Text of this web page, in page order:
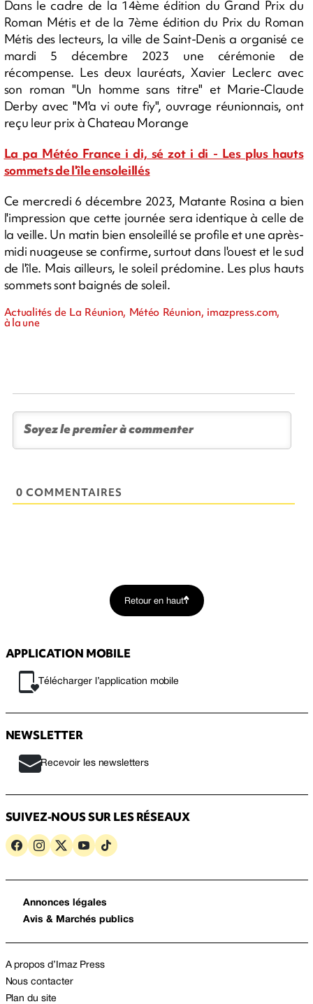
Dans le cadre de la 14ème édition du Grand Prix du
Roman Métis et de la 7ème édition du Prix du Roman
Métis des lecteurs, la ville de Saint-Denis a organisé ce
mardi 5 décembre 2023 une cérémonie de
récompense. Les deux lauréats, Xavier Leclerc avec
son roman "Un homme sans titre" et Marie-Claude
Derby avec "M'a vi oute fiy", ouvrage réunionnais, ont
reçu leur prix à Chateau Morange
La pa Météo France i di, sé zot i di - Les plus hauts
sommets de l'île ensoleillés
Ce mercredi 6 décembre 2023, Matante Rosina a bien
l'impression que cette journée sera identique à celle de
la veille. Un matin bien ensoleillé se profile et une après-
midi nuageuse se confirme, surtout dans l'ouest et le sud
de l'île. Mais ailleurs, le soleil prédomine. Les plus hauts
sommets sont baignés de soleil.
Actualités de La Réunion, Météo Réunion, imazpress.com,
à la une
0 COMMENTAIRES
Retour en haut
APPLICATION MOBILE
Télécharger l’application mobile
NEWSLETTER
Recevoir les newsletters
SUIVEZ-NOUS SUR LES RÉSEAUX
Annonces légales
Avis & Marchés publics
A propos d’Imaz Press
Nous contacter
Plan du site